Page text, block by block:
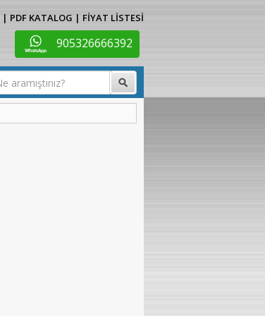
| PDF KATALOG | FİYAT LİSTESİ
905326666392